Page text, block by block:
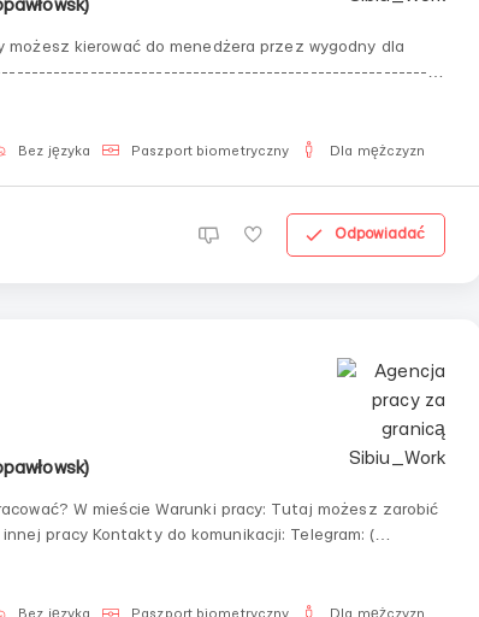
kierować do menedżera przez wygodny dla
Bez języka Paszport biometryczny Dla mężczyzn
Odpowiadać
Telegram: (
Bez języka Paszport biometryczny Dla mężczyzn